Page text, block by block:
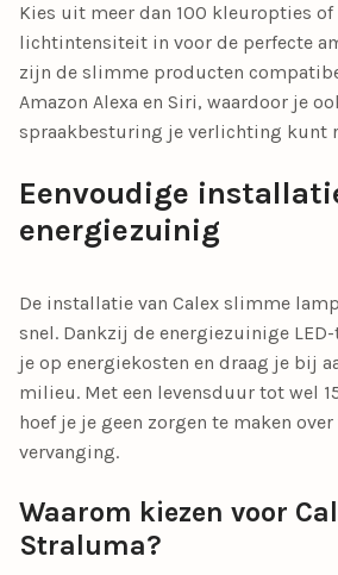
Kies uit meer dan 100 kleuropties
lichtintensiteit in voor de perfecte
zijn de slimme producten
Amazon Alexa en Siri, waardoor je
spraakbesturing je verlichting kunt
Eenvoudige
energiezuinig
De installatie van Calex slimme
snel. Dankzij de energiezuinige
je op energiekosten en draag je bij
milieu. Met een levensduur tot wel
hoef je je geen zorgen te maken
vervanging.
Waarom kiezen voor
Straluma?